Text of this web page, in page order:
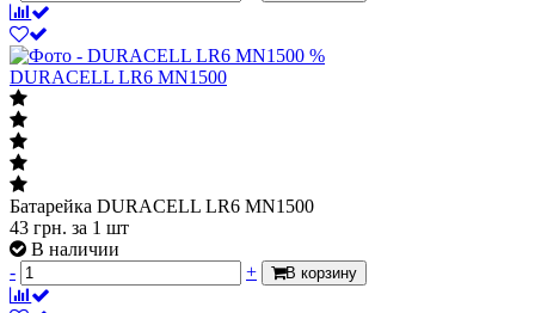
%
DURACELL LR6 MN1500
Батарейка DURACELL LR6 MN1500
43 грн. за 1 шт
В наличии
-
+ В корзину